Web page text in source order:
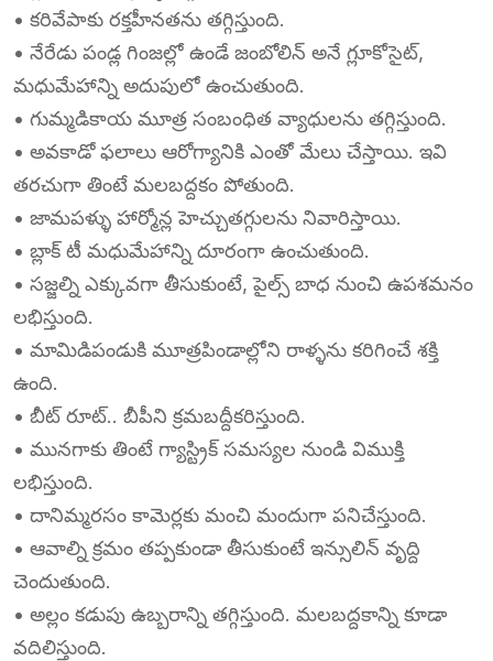
• కరివేపాకు రక్తహీనతను తగ్గిస్తుంది.
• నేరేడు పండ్ల గింజల్లో ఉండే జంబోలిన్ అనే గ్లూకోసైట్,
మధుమేహాన్ని అదుపులో ఉంచుతుంది.
• గుమ్మడికాయ మూత్ర సంబంధిత వ్యాధులను తగ్గిస్తుంది.
• అవకాడో ఫలాలు ఆరోగ్యానికి ఎంతో మేలు చేస్తాయి. ఇవి
తరచుగా తింటే మలబద్దకం పోతుంది.
• జామపళ్ళు హార్మోన్ల హెచ్చుతగ్గులను నివారిస్తాయి.
• బ్లాక్ టీ మధుమేహాన్ని దూరంగా ఉంచుతుంది.
• సజ్జల్ని ఎక్కువగా తీసుకుంటే, పైల్స్ బాధ నుంచి ఉపశమనం
లభిస్తుంది.
• మామిడిపండుకి మూత్రపిండాల్లోని రాళ్ళను కరిగించే శక్తి
ఉంది.
• బీట్ రూట్.. బీపీని క్రమబద్దీకరిస్తుంది.
• మునగాకు తింటే గ్యాస్ట్రిక్ సమస్యల నుండి విముక్తి
లభిస్తుంది.
• దానిమ్మరసం కామెర్లకు మంచి మందుగా పనిచేస్తుంది.
• ఆవాల్ని క్రమం తప్పకుండా తీసుకుంటే ఇన్సులిన్ వృద్ది
చెందుతుంది.
• అల్లం కడుపు ఉబ్బరాన్ని తగ్గిస్తుంది. మలబద్దకాన్ని కూడా
వదిలిస్తుంది.